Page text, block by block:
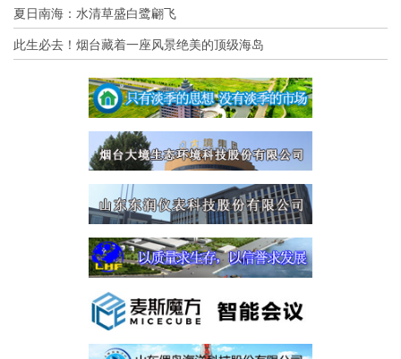
夏日南海：水清草盛白鹭翩飞
此生必去！烟台藏着一座风景绝美的顶级海岛